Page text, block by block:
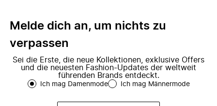
Melde dich an, um nichts zu
verpassen
Sei die Erste, die neue Kollektionen, exklusive Offers
und die neuesten Fashion-Updates der weltweit
führenden Brands entdeckt.
Ich mag Damenmode Ich mag Männermode